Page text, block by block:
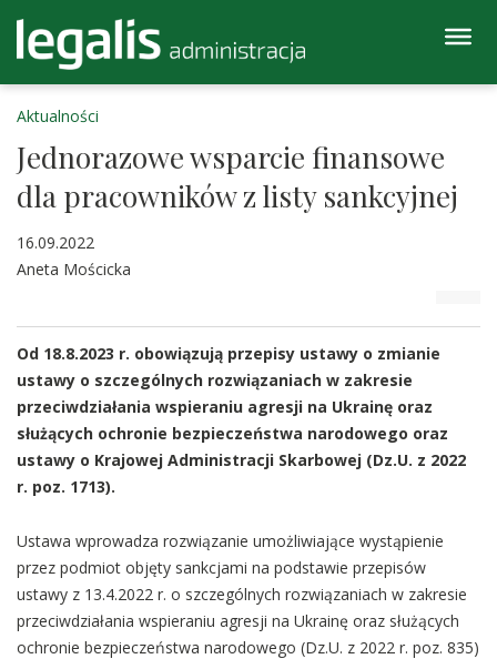
Aktualności
Jednorazowe wsparcie finansowe
dla pracowników z listy sankcyjnej
16.09.2022
Aneta Mościcka
Od 18.8.2023 r. obowiązują przepisy ustawy o zmianie
ustawy o szczególnych rozwiązaniach w zakresie
przeciwdziałania wspieraniu agresji na Ukrainę oraz
służących ochronie bezpieczeństwa narodowego oraz
ustawy o Krajowej Administracji Skarbowej (Dz.U. z 2022
r. poz. 1713).
Ustawa wprowadza rozwiązanie umożliwiające wystąpienie
przez podmiot objęty sankcjami na podstawie przepisów
ustawy z 13.4.2022 r. o szczególnych rozwiązaniach w zakresie
przeciwdziałania wspieraniu agresji na Ukrainę oraz służących
ochronie bezpieczeństwa narodowego (Dz.U. z 2022 r. poz. 835)